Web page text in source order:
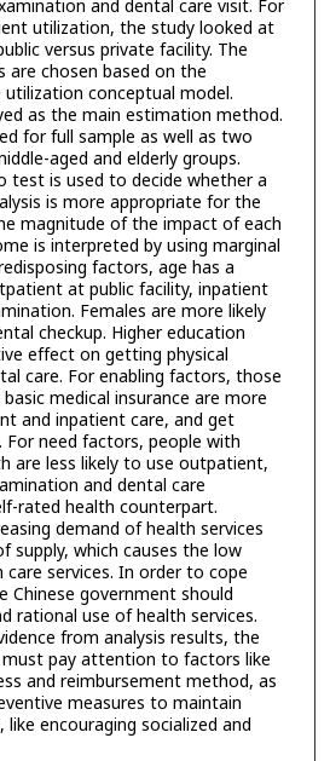
and dental care visit. For
utilization, the study looked at
versus private facility. The
are chosen based on the
utilization conceptual model.
as the main estimation method.
for full sample as well as two
aged and elderly groups.
test is used to decide whether a
is more appropriate for the
magnitude of the impact of each
is interpreted by using marginal
factors, age has a
at public facility, inpatient
Females are more likely
checkup. Higher education
effect on getting physical
care. For enabling factors, those
medical insurance are more
and inpatient care, and get
For need factors, people with
are less likely to use outpatient,
and dental care
rated health counterpart.
demand of health services
supply, which causes the low
services. In order to cope
Chinese government should
rational use of health services.
from analysis results, the
pay attention to factors like
and reimbursement method, as
measures to maintain
encouraging socialized and